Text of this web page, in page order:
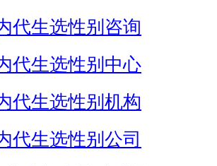
代生选性别咨询
代生选性别中心
代生选性别机构
代生选性别公司